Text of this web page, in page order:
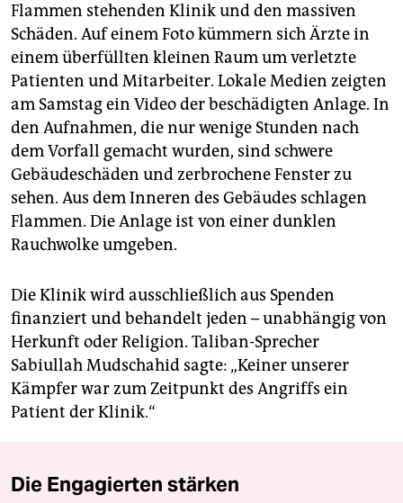
Flammen stehenden Klinik und den massiven
Schäden. Auf einem Foto kümmern sich Ärzte in
einem überfüllten kleinen Raum um verletzte
Patienten und Mitarbeiter. Lokale Medien zeigten
am Samstag ein Video der beschädigten Anlage. In
den Aufnahmen, die nur wenige Stunden nach
dem Vorfall gemacht wurden, sind schwere
Gebäudeschäden und zerbrochene Fenster zu
sehen. Aus dem Inneren des Gebäudes schlagen
Flammen. Die Anlage ist von einer dunklen
Rauchwolke umgeben.
Die Klinik wird ausschließlich aus Spenden
finanziert und behandelt jeden – unabhängig von
Herkunft oder Religion. Taliban-Sprecher
Sabiullah Mudschahid sagte: „Keiner unserer
Kämpfer war zum Zeitpunkt des Angriffs ein
Patient der Klinik.“
Die Engagierten stärken